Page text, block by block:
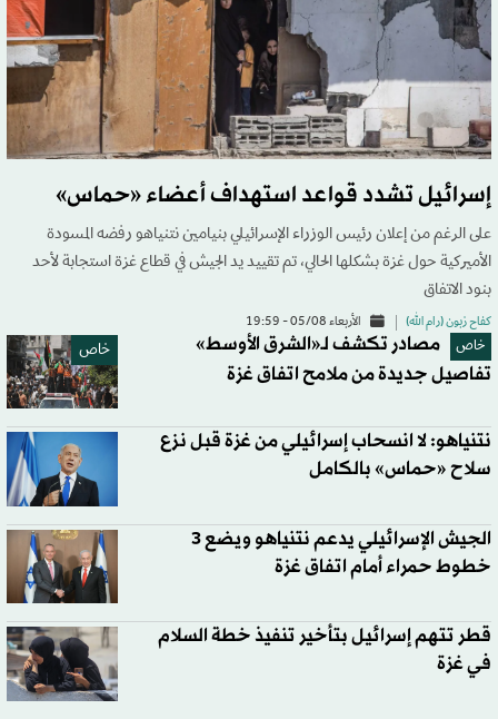
إسرائيل تشدد قواعد استهداف أعضاء «حماس»
على الرغم من إعلان رئيس الوزراء الإسرائيلي بنيامين نتنياهو رفضه المسودة
الأميركية حول غزة بشكلها الحالي، تم تقييد يد الجيش في قطاع غزة استجابة لأحد
بنود الاتفاق
كفاح زبون (رام الله) الأربعاء 05/08 - 19:59
خاص خاص
مصادر تكشف لـ«الشرق الأوسط»
تفاصيل جديدة من ملامح اتفاق غزة
نتنياهو: لا انسحاب إسرائيلي من غزة قبل نزع
سلاح «حماس» بالكامل
الجيش الإسرائيلي يدعم نتنياهو ويضع 3
خطوط حمراء أمام اتفاق غزة
قطر تتهم إسرائيل بتأخير تنفيذ خطة السلام
في غزة